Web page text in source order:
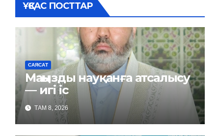
ҰҚСАС ПОСТТАР
САЯСАТ
Маңызды науқанға атсалысу
— игі іс
ТАМ 8, 2026